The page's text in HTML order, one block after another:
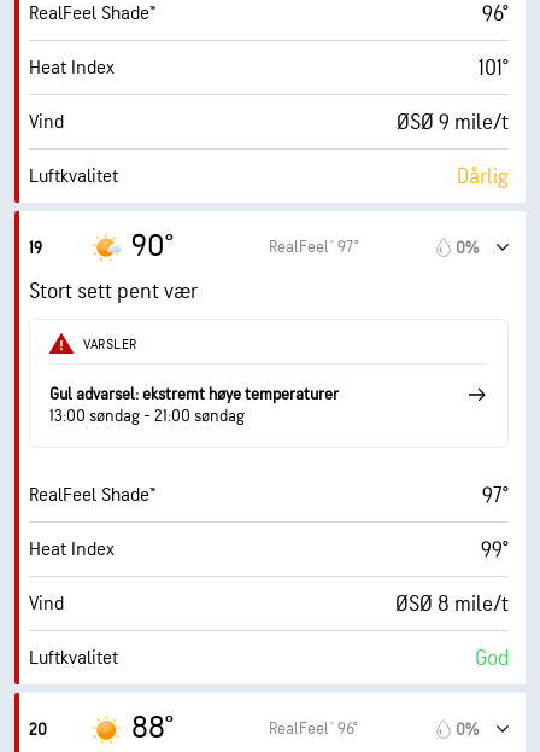
Skydekke 18%
Sikt 10 mi
Skydekke 30000 fot
RealFeel Shade™ 96°
Heat Index 101°
Vind ØSØ 9 mile/t
Luftkvalitet Dårlig
Maks. UV-indeks
Vindkast
Fuktighet
Duggpunkt 74° F
Skydekke 15%
Sikt 10 mi
Skydekke 30000 fot
19 90° RealFeel® 97° 0%
Stort sett pent vær
VARSLER
Gul advarsel: ekstremt høye temperaturer
13:00 søndag - 21:00 søndag
RealFeel Shade™ 97°
Heat Index 99°
Vind ØSØ 8 mile/t
Luftkvalitet God
Maks. UV-indeks
20 88° RealFeel® 96° 0%